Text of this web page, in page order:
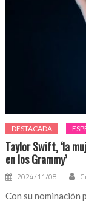
DESTACADA
Taylor Swift, ‘la
en los Grammy’
2024/11/08
Con su nominación